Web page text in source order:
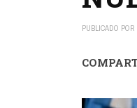
PUBLICADO POR